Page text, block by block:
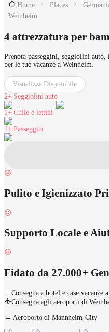
Home Places
Weinheim
4 attrezzatura per
Prenota passeggini, seggiolini
per le tue vacanze a Weinheim.
Visualizza Disponibile
2+ Seggiolini auto
1+ Culle e lettini
1+ Passeggini
Pulito e Igienizzato
Supporto Locale e
Fidato da 27.000+
Consegna a hotel e case vacanze
Consegna agli aeroporti di
→ Aeroporto di Mannheim-City